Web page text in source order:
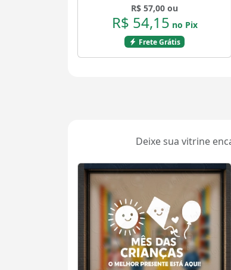
R$ 57,00 ou
R$ 54,15 no Pix
Frete Grátis
Deixe sua vitrine